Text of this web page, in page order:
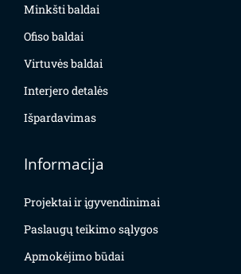
Minkšti baldai
Ofiso baldai
Virtuvės baldai
Interjero detalės
Išpardavimas
Informacija
Projektai ir įgyvendinimai
Paslaugų teikimo sąlygos
Apmokėjimo būdai